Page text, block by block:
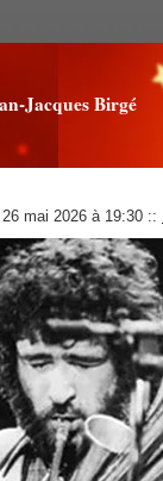
Jacques Birgé
mai 2026 à 19:30 ::